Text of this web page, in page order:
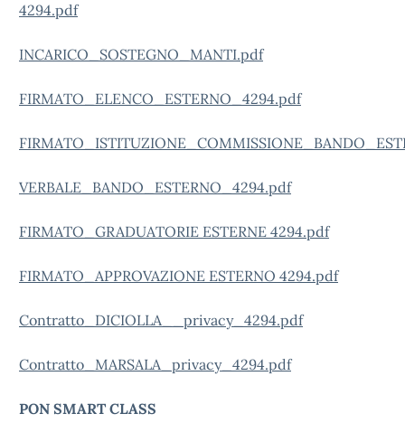
4294.pdf
INCARICO_SOSTEGNO_MANTI.pdf
FIRMATO_ELENCO_ESTERNO_4294.pdf
VERBALE_BANDO_ESTERNO_4294.pdf
FIRMATO_GRADUATORIE ESTERNE 4294.pdf
FIRMATO_APPROVAZIONE ESTERNO 4294.pdf
Contratto_DICIOLLA__privacy_4294.pdf
Contratto_MARSALA_privacy_4294.pdf
PON SMART CLASS